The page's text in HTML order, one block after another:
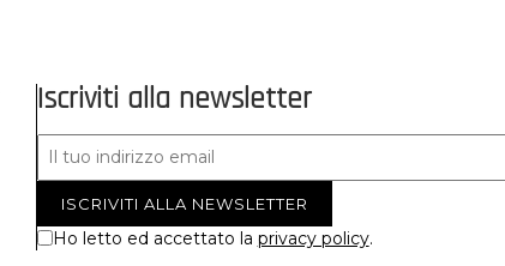
Iscriviti alla newsletter
Ho letto ed accettato la privacy policy.